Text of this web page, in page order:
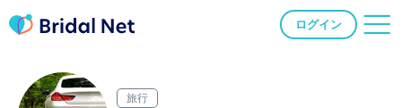
ログイン
旅行